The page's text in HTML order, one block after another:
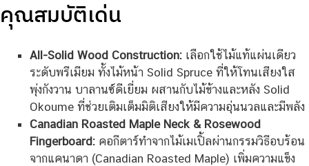
คุณสมบัติเด่น
All-Solid Wood Construction:เลือกใช้ไม้แท้แผ่นเดียว
ระดับพรีเมียม ทั้งไม้หน้า Solid Spruce ที่ให้โทนเสียงใส
พุ่งกังวาน บาลานซ์ดีเยี่ยม ผสานกับไม้ข้างและหลัง Solid
Okoume ที่ช่วยเติมเต็มมิติเสียงให้มีความอุ่นนวลและมีพลัง
Canadian Roasted Maple Neck & Rosewood
Fingerboard:คอกีตาร์ทำจากไม้เมเปิ้ลผ่านกรรมวิธีอบร้อน
จากแคนาดา (Canadian Roasted Maple) เพิ่มความแข็ง